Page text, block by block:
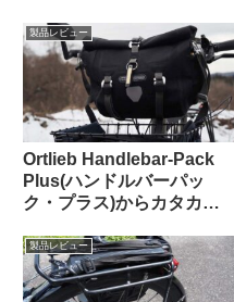
製品レビュー
Ortlieb Handlebar-Pack
Plus(ハンドルバーパッ
ク・プラス)からカタカタ
はこれだった【豆感想】
製品レビュー